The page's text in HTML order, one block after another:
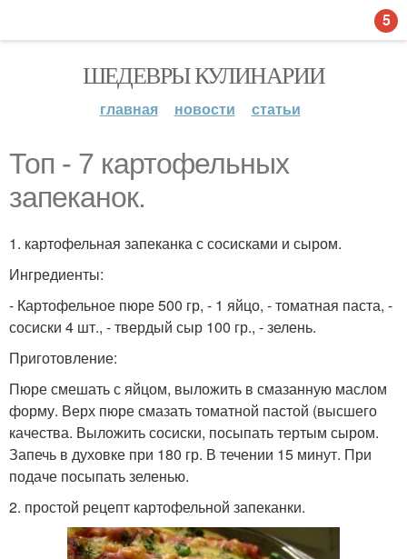
ШЕДЕВРЫ КУЛИНАРИИ
главная новости статьи
Топ - 7 картофельных
запеканок.
1. картофельная запеканка с сосисками и сыром.
Ингредиенты:
- Картофельное пюре 500 гр, - 1 яйцо, - томатная паста, -
сосиски 4 шт., - твердый сыр 100 гр., - зелень.
Приготовление:
Пюре смешать с яйцом, выложить в смазанную маслом
форму. Верх пюре смазать томатной пастой (высшего
качества. Выложить сосиски, посыпать тертым сыром.
Запечь в духовке при 180 гр. В течении 15 минут. При
подаче посыпать зеленью.
2. простой рецепт картофельной запеканки.
5